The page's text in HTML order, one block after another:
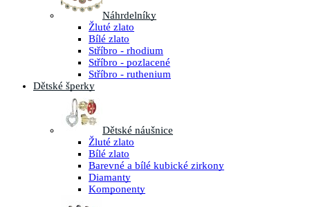
Náhrdelníky
Žluté zlato
Bílé zlato
Stříbro - rhodium
Stříbro - pozlacené
Stříbro - ruthenium
Dětské šperky
Dětské náušnice
Žluté zlato
Bílé zlato
Barevné a bílé kubické zirkony
Diamanty
Komponenty